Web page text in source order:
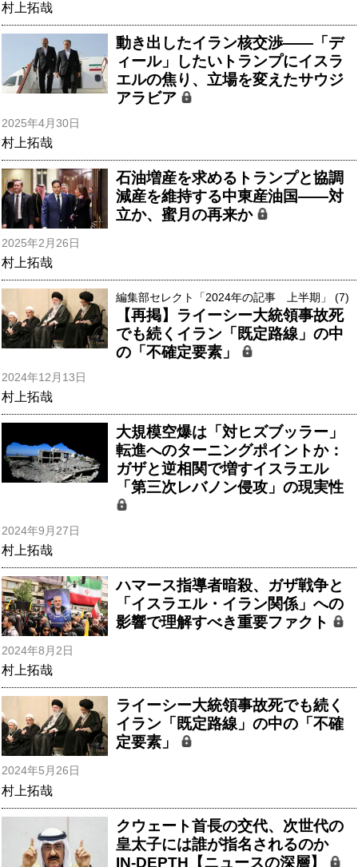
村上拓哉
動き出したイラン核交渉――「デ
ィール」したいトランプにイスラ
エルの焦り、立場を変えたサウジ
アラビア
2025年4月30日
村上拓哉
石油増産を求めるトランプと協調
減産を維持する中東産油国――対
立か、蜜月の再来か
2025年2月26日
村上拓哉
編集部セレクト「2024年の記事 上半期」 (7)
【再掲】ライーシー大統領事故死
でも続くイラン「既定路線」の中
の「不確定要素」
2024年12月13日
村上拓哉
大規模空爆は「対ヒズブッラー」
転進へのターニングポイントか：
ガザと逆相関で増すイスラエル
「第三次レバノン侵攻」の現実性
2024年9月27日
村上拓哉
ハマース指導者暗殺、ガザ戦争と
「イスラエル・イラン関係」への
影響で理解すべき重要ファクト
2024年8月2日
村上拓哉
ライーシー大統領事故死でも続く
イラン「既定路線」の中の「不確
定要素」
2024年5月26日
村上拓哉
クウェート首長の交代、次世代の
皇太子には誰が指名されるのか
IN-DEPTH【ニュースの深層】